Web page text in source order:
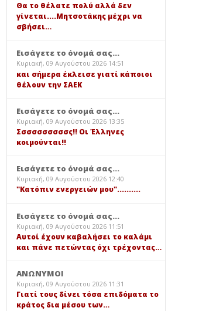
Θα το θέλατε πολύ αλλά δεν
γίνεται....Μητσοτάκης μέχρι να
σβήσει…
Εισάγετε το όνομά σας...
Κυριακή, 09 Αυγούστου 2026 14:51
και σήμερα έκλεισε γιατί κάποιοι
θέλουν την ΣΑΕΚ
Εισάγετε το όνομά σας...
Κυριακή, 09 Αυγούστου 2026 13:35
Σσσσσσσσσσς!! Οι Έλληνες
κοιμούνται!!
Εισάγετε το όνομά σας...
Κυριακή, 09 Αυγούστου 2026 12:40
"Κατόπιν ενεργειών μου"..........
Εισάγετε το όνομά σας...
Κυριακή, 09 Αυγούστου 2026 11:51
Αυτοί έχουν καβαλήσει το καλάμι
και πάνε πετώντας όχι τρέχοντας…
ΑΝΩΝΥΜΟΙ
Κυριακή, 09 Αυγούστου 2026 11:31
Γιατί τους δίνει τόσα επιδόματα το
κράτος δια μέσου των…